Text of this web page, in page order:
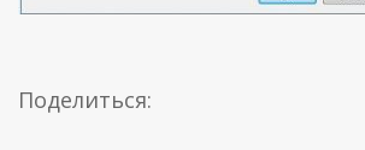
Поделиться: